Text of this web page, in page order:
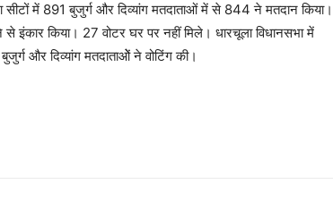
में 891 बुजुर्ग और दिव्यांग मतदाताओं में से 844 ने मतदान किया।
इंकार किया। 27 वोटर घर पर नहीं मिले। धारचूला विधानसभा में
और दिव्यांग मतदाताओें ने वोटिंग की।